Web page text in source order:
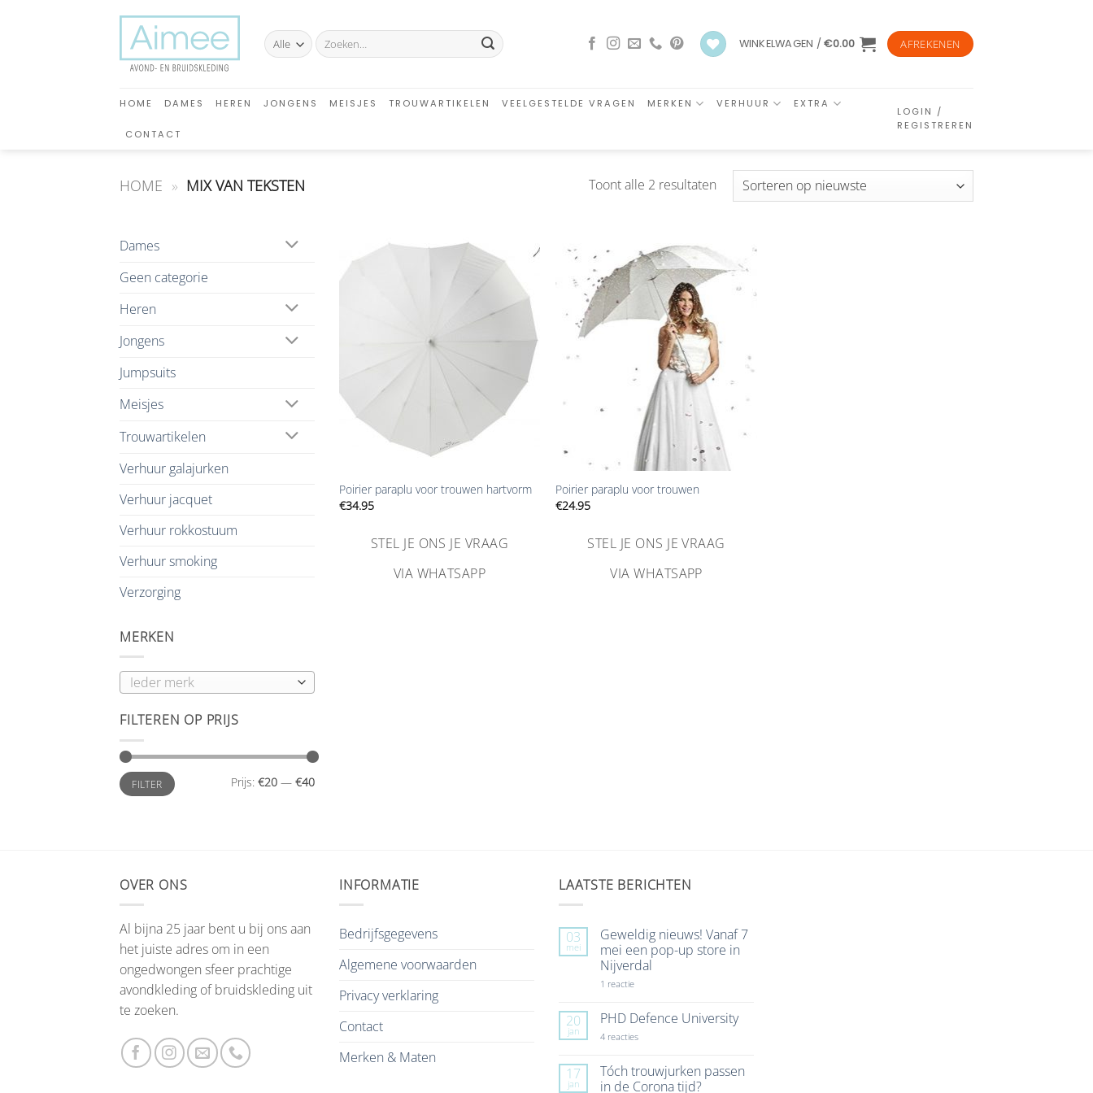
Zoeken
naar:
WINKELWAGEN /€0.00 AFREKENEN
HOME DAMES HEREN JONGENS MEISJES TROUWARTIKELEN VEELGESTELDE VRAGEN MERKEN VERHUUR EXTRA
CONTACT
LOGIN /
REGISTREREN
HOME » MIX VAN TEKSTEN Toont alle 2 resultatenGesorteerd
Dames
Geen categorie
Heren
Jongens
Jumpsuits
Meisjes
Trouwartikelen
Verhuur galajurken
Verhuur jacquet
Verhuur rokkostuum
Verhuur smoking
Verzorging
MERKEN
FILTEREN OP PRIJS
Min.
prijs
Max.
prijsFILTER Prijs: €20 — €40
verlanglijst
toevoegen
Poirier paraplu voor trouwen hartvorm
€34.95
STEL JE ONS JE VRAAG
VIA WHATSAPP
Aan
verlanglijst
toevoegen
Poirier paraplu voor trouwen
€24.95
STEL JE ONS JE VRAAG
VIA WHATSAPP
OVER ONS
Al bijna 25 jaar bent u bij ons aan
het juiste adres om in een
ongedwongen sfeer prachtige
avondkleding of bruidskleding uit
te zoeken.
INFORMATIE
Bedrijfsgegevens
Algemene voorwaarden
Privacy verklaring
Contact
Merken & Maten
LAATSTE BERICHTEN
03
mei
Geweldig nieuws! Vanaf 7
mei een pop-up store in
Nijverdal
1 reactieop
Vanaf
7
mei
up
store
in
20
jan
PHD Defence University
4 reactiesop
University
17
jan
Tóch trouwjurken passen
in de Corona tijd?